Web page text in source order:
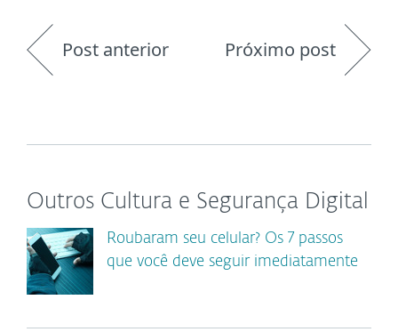
Post anterior Próximo post
Outros Cultura e Segurança Digital
Roubaram seu celular? Os 7 passos
que você deve seguir imediatamente